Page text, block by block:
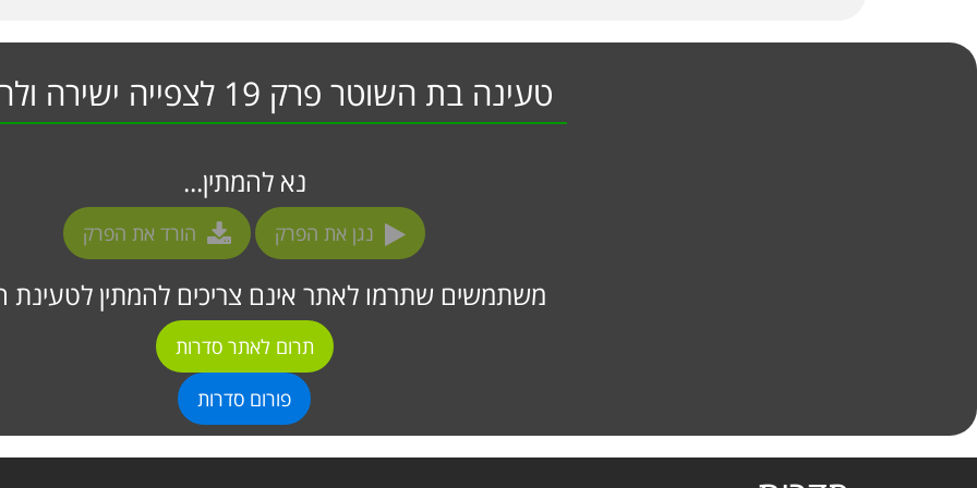
טעינה בת השוטר פרק 19 לצפייה ישירה ולהורדה
נא להמתין...
נגן את הפרק הורד את הפרק
משתמשים שתרמו לאתר אינם צריכים להמתין לטעינת
תרום לאתר סדרות
פורום סדרות